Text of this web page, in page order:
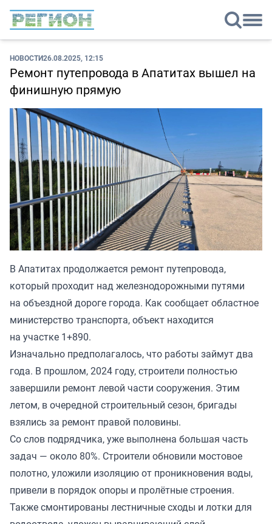
НОВОСТИ26.08.2025, 12:15
Ремонт путепровода в Апатитах вышел на
финишную прямую
В Апатитах продолжается ремонт путепровода,
который проходит над железнодорожными путями
на объездной дороге города. Как сообщает областное
министерство транспорта, объект находится
на участке 1+890.
Изначально предполагалось, что работы займут два
года. В прошлом, 2024 году, строители полностью
завершили ремонт левой части сооружения. Этим
летом, в очередной строительный сезон, бригады
взялись за ремонт правой половины.
Со слов подрядчика, уже выполнена большая часть
задач — около 80%. Строители обновили мостовое
полотно, уложили изоляцию от проникновения воды,
привели в порядок опоры и пролётные строения.
Также смонтированы лестничные сходы и лотки для